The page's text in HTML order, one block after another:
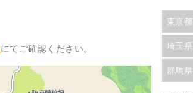
にてご確認ください。
東京都
埼玉県
群馬県